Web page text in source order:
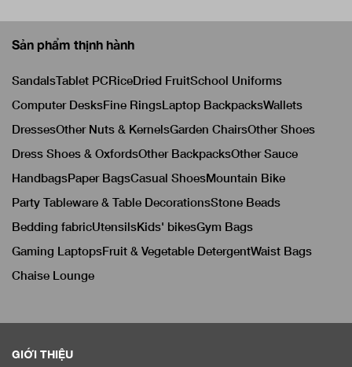
Sản phẩm thịnh hành
SandalsTablet PCRiceDried FruitSchool Uniforms
Computer DesksFine RingsLaptop BackpacksWallets
DressesOther Nuts & KernelsGarden ChairsOther Shoes
Dress Shoes & OxfordsOther BackpacksOther Sauce
HandbagsPaper BagsCasual ShoesMountain Bike
Party Tableware & Table DecorationsStone Beads
Bedding fabricUtensilsKids' bikesGym Bags
Gaming LaptopsFruit & Vegetable DetergentWaist Bags
Chaise Lounge
GIỚI THIỆU